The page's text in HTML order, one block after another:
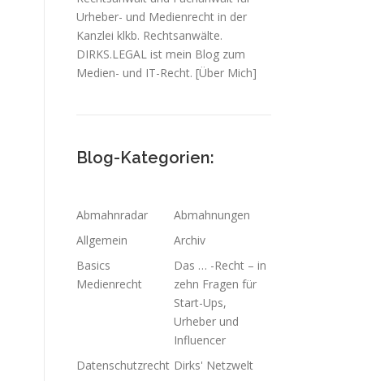
Urheber- und Medienrecht in der
Kanzlei klkb. Rechtsanwälte.
DIRKS.LEGAL ist mein Blog zum
Medien- und IT-Recht. [Über Mich]
Blog-Kategorien:
Abmahnradar
Abmahnungen
Allgemein
Archiv
Basics
Medienrecht
Das … -Recht – in
zehn Fragen für
Start-Ups,
Urheber und
Influencer
Datenschutzrecht Dirks' Netzwelt